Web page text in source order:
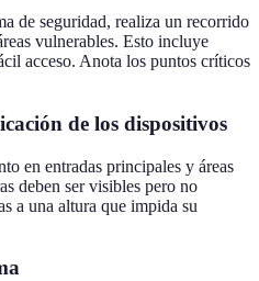
de seguridad, realiza un recorrido
vulnerables. Esto incluye
acceso. Anota los puntos críticos
de los dispositivos
en entradas principales y áreas
deben ser visibles pero no
a una altura que impida su